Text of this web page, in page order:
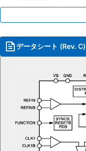
データシート (Rev. C)